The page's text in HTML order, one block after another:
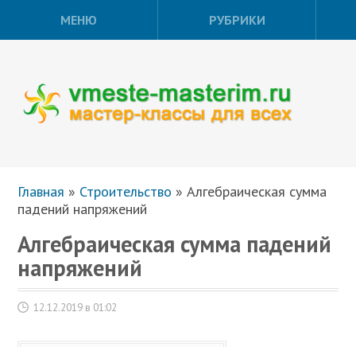
МЕНЮ РУБРИКИ
Главная » Строительство »Алгебраическая сумма
падений напряжений
Алгебраическая сумма падений
напряжений
12.12.2019 в 01:02